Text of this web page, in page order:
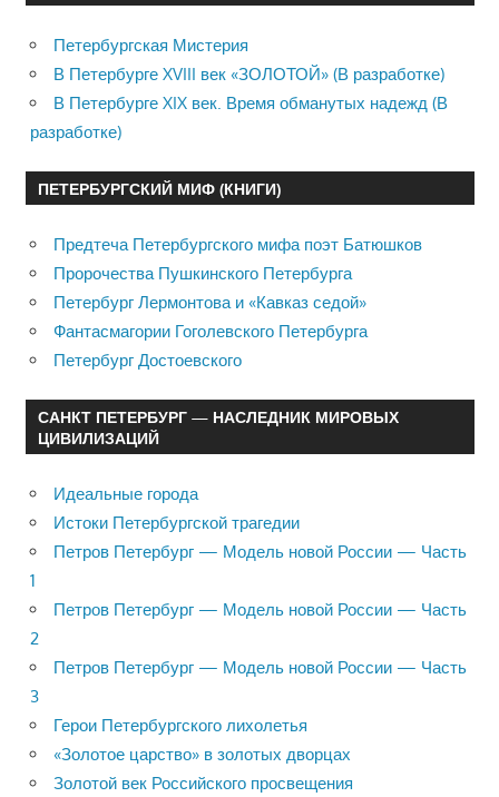
Петербургская Мистерия
В Петербурге XVIII век «ЗОЛОТОЙ» (В разработке)
В Петербурге XIX век. Время обманутых надежд (В
разработке)
ПЕТЕРБУРГСКИЙ МИФ (КНИГИ)
Предтеча Петербургского мифа поэт Батюшков
Пророчества Пушкинского Петербурга
Петербург Лермонтова и «Кавказ седой»
Фантасмагории Гоголевского Петербурга
Петербург Достоевского
САНКТ ПЕТЕРБУРГ — НАСЛЕДНИК МИРОВЫХ
ЦИВИЛИЗАЦИЙ
Идеальные города
Истоки Петербургской трагедии
Петров Петербург — Модель новой России — Часть
1
Петров Петербург — Модель новой России — Часть
2
Петров Петербург — Модель новой России — Часть
3
Герои Петербургского лихолетья
«Золотое царство» в золотых дворцах
Золотой век Российского просвещения